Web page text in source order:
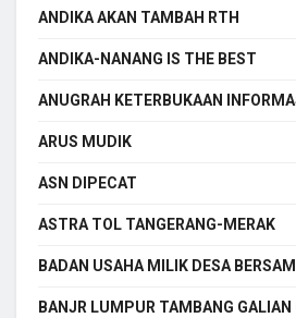
ANDIKA AKAN TAMBAH RTH
ANDIKA-NANANG IS THE BEST
ANUGRAH KETERBUKAAN
ARUS MUDIK
ASN DIPECAT
ASTRA TOL TANGERANG-MERAK
BADAN USAHA MILIK DESA
BANJR LUMPUR TAMBANG GALIAN